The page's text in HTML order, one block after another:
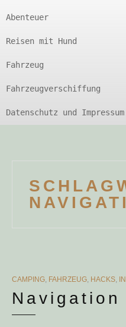
Abenteuer
Reisen mit Hund
Fahrzeug
Fahrzeugverschiffung
Datenschutz und Impressum
CATEGORIES
CAMPING, FAHRZEUG, HACKS,
Navigation